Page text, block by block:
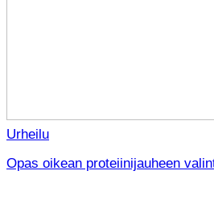
Urheilu
Opas oikean proteiinijauheen